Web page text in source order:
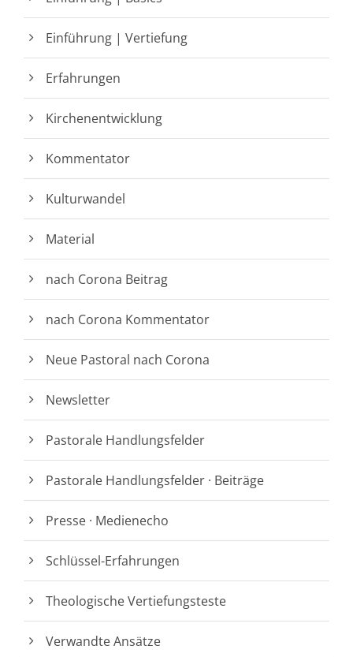
Einführung | Vertiefung
Erfahrungen
Kirchenentwicklung
Kommentator
Kulturwandel
Material
nach Corona Beitrag
nach Corona Kommentator
Neue Pastoral nach Corona
Newsletter
Pastorale Handlungsfelder
Pastorale Handlungsfelder · Beiträge
Presse · Medienecho
Schlüssel-Erfahrungen
Theologische Vertiefungsteste
Verwandte Ansätze